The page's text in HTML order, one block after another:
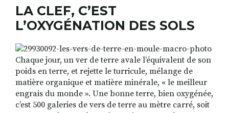
LA CLEF, C’EST
L’OXYGÉNATION DES SOLS
Chaque jour, un ver de terre avale l’équivalent de son
poids en terre, et rejette le turricule, mélange de
matière organique et matière minérale, « le meilleur
engrais du monde ». Une bonne terre, bien oxygénée,
c’est 500 galeries de vers de terre au mètre carré, soit